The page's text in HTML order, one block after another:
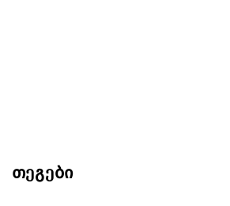
თეგები